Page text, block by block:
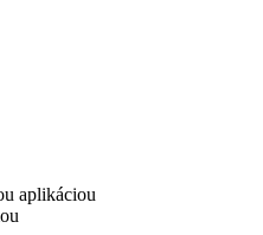
aplikáciou